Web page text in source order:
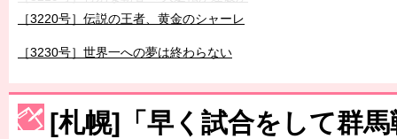
［3220号］伝説の王者、黄金のシャーレ
［3230号］世界一への夢は終わらない
［3223号］一丸。日本出陣
［3222号］史上最大のW杯開幕 注目は「個」
[札幌]「早く試合をして群